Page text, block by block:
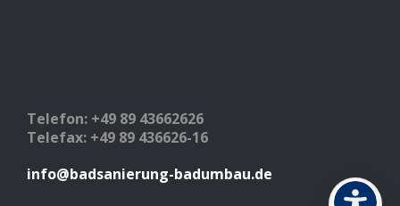
Telefon: +49 89 43662626
Telefax: +49 89 436626-16
info@badsanierung-badumbau.de